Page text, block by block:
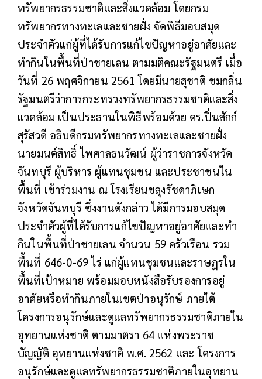
ทรัพยากรธรรมชาติและสิ่งแวดล้อม โดยกรม
ทรัพยากรทางทะเลและชายฝั่ง จัดพิธีมอบสมุด
ประจำตัวแก่ผู้ที่ได้รับการแก้ไขปัญหาอยู่อาศัยและ
ทำกินในพื้นที่ป่าชายเลน ตามมติคณะรัฐมนตรี เมื่อ
วันที่ 26 พฤศจิกายน 2561 โดยมีนายสุชาติ ชมกลิ่น
รัฐมนตรีว่าการกระทรวงทรัพยากรธรรมชาติและสิ่ง
แวดล้อม เป็นประธานในพิธีพร้อมด้วย ดร.ปิ่นสักก์
สุรัสวดี อธิบดีกรมทรัพยากรทางทะเลและชายฝั่ง
นายมนต์สิทธิ์ ไพศาลธนวัฒน์ ผู้ว่าราชการจังหวัด
จันทบุรี ผู้บริหาร ผู้แทนชุมชน และประชาชนใน
พื้นที่ เข้าร่วมงาน ณ โรงเรียนขลุงรัชดาภิเษก
จังหวัดจันทบุรี ซึ่งงานดังกล่าว ได้มีการมอบสมุด
ประจำตัวผู้ที่ได้รับการแก้ไขปัญหาอยู่อาศัยและทำ
กินในพื้นที่ป่าชายเลน จำนวน 59 ครัวเรือน รวม
พื้นที่ 646-0-69 ไร่ แก่ผู้แทนชุมชนและราษฎรใน
พื้นที่เป้าหมาย พร้อมมอบหนังสือรับรองการอยู่
อาศัยหรือทำกินภายในเขตป่าอนุรักษ์ ภายใต้
โครงการอนุรักษ์และดูแลทรัพยากรธรรมชาติภายใน
อุทยานแห่งชาติ ตามมาตรา 64 แห่งพระราช
บัญญัติ อุทยานแห่งชาติ พ.ศ. 2562 และ โครงการ
อนุรักษ์และดูแลทรัพยากรธรรมชาติภายในอุทยาน